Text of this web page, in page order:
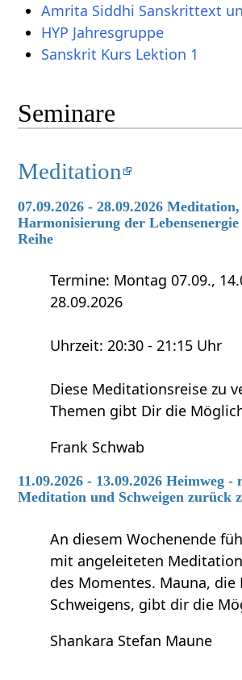
Amrita Siddhi Sanskrittext
HYP Jahresgruppe
Sanskrit Kurs Lektion 1
Seminare
Meditation
07.09.2026 - 28.09.2026
Harmonisierung der
Reihe
Termine: Montag 07.09.,
28.09.2026
Uhrzeit: 20:30 - 21:15 Uhr
Diese Meditationsreise zu
Themen gibt Dir die
Frank Schwab
11.09.2026 - 13.09.2026 Heimweg
Meditation und Schweigen zurück
An diesem Wochenende
mit angeleiteten
des Momentes. Mauna, die
Schweigens, gibt dir die
Shankara Stefan Maune